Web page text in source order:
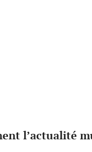
l’actualité